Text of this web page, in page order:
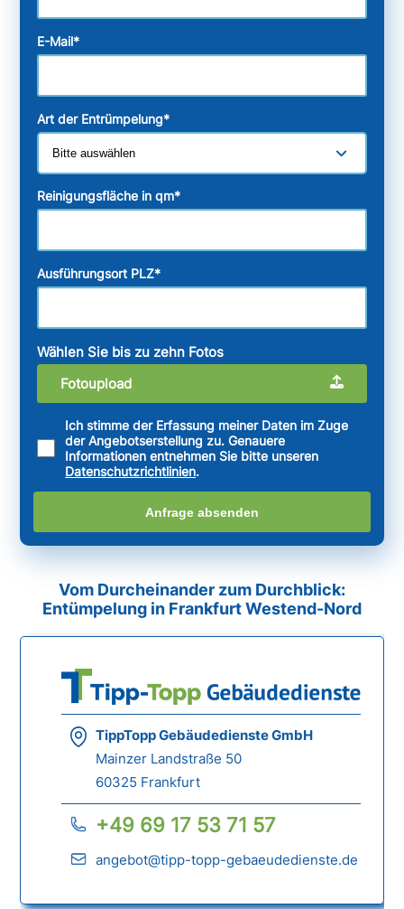
E-Mail*
Art der Entrümpelung*
Reinigungsfläche in qm*
Ausführungsort PLZ*
Wählen Sie bis zu zehn Fotos
Fotoupload
Ich stimme der Erfassung meiner Daten im Zuge
der Angebotserstellung zu. Genauere
Informationen entnehmen Sie bitte unseren
Datenschutzrichtlinien.
Anfrage absenden
Vom Durcheinander zum Durchblick:
Entümpelung in Frankfurt Westend-Nord
TippTopp Gebäudedienste GmbH
Mainzer Landstraße 50
60325 Frankfurt
+49 69 17 53 71 57
angebot@tipp-topp-gebaeudedienste.de